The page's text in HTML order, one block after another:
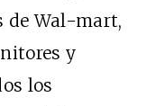
de Wal-mart,
y
los